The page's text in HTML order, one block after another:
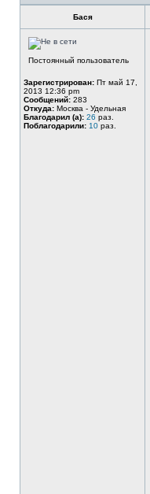
Бася
Постоянный пользователь
Зарегистрирован: Пт май 17,
2013 12:36 pm
Сообщений: 283
Откуда: Москва - Удельная
Благодарил (а): 26 раз.
Поблагодарили: 10 раз.